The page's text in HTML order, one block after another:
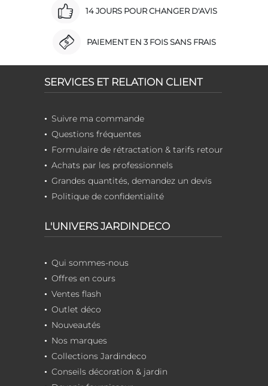
14 JOURS POUR CHANGER D'AVIS
PAIEMENT EN 3 FOIS SANS FRAIS
SERVICES ET RELATION CLIENT
Suivre ma commande
Questions fréquentes
Formulaire de rétractation & tarifs retour
Achats par les professionnels
Grandes quantités, demandez un devis
Politique de confidentialité
L'UNIVERS JARDINDECO
Qui sommes-nous
Offres en cours
Ventes flash
Outlet déco
Nouveautés
Nos marques
Collections Jardindeco
Conseils décoration & jardin